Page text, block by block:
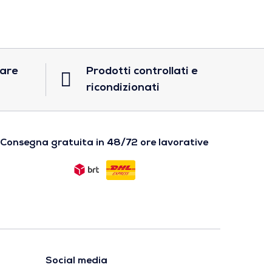
Prodotti controllati e
ricondizionati
Consegna gratuita in 48/72 ore lavorative
Social media